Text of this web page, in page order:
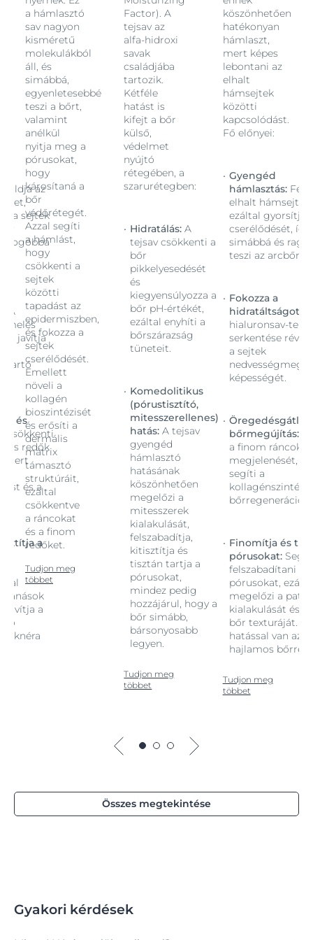
az
a sejtek
A
javítja
és
Csökkenti
és redők
mert
és a
a
javítja a
Jó
aknéra
a hámlasztó
sav nagyon
kisméretű
molekulákból
áll, és
simábbá,
egyenletesebbé
teszi a bőrt,
valamint
anélkül
nyitja meg a
pórusokat,
hogy
károsítaná a
bőr
védőrétegét.
Azzal segíti
a hámlást,
hogy
csökkenti a
sejtek
közötti
tapadást az
epidermiszben,
és fokozza a
sejtek
cserélődését.
Emellett
növeli a
kollagén
bioszintézisét
és erősíti a
dermális
mátrix
támasztó
struktúráit,
ezáltal
csökkentve
a ráncokat
és a finom
redőket.
Tudjon meg
többet
Factor). A
tejsav az
alfa-hidroxi
savak
családjába
tartozik.
Kétféle
hatást is
kifejt a bőr
külső,
védelmet
nyújtó
rétegében, a
szarurétegben:
Hidratálás: A
tejsav csökkenti a
bőr
pikkelyesedését
és
kiegyensúlyozza a
bőr pH-értékét,
ezáltal enyhíti a
bőrszárazság
tüneteit.
Komedolitikus
(pórustisztító,
mitesszerellenes)
hatás: A tejsav
gyengéd
hámlasztó
hatásának
köszönhetően
megelőzi a
mitesszerek
kialakulását,
felszabadítja,
kitisztítja és
tisztán tartja a
pórusokat,
mindez pedig
hozzájárul, hogy a
bőr simább,
bársonyosabb
legyen.
Tudjon meg
többet
köszönhetően
hatékonyan
hámlaszt,
mert képes
lebontani az
elhalt
hámsejtek
közötti
kapcsolódást.
Fő előnyei:
Gyengéd
hámlasztás:
elhalt
ezáltal gyorsítja
cserélődését, így
simábbá és
teszi az arcbőrt.
Fokozza a
hidratáltságot:
hialuronsav-
serkentése
a sejtek
képességét.
Öregedésgátlás
bőrmegújítás:
a finom ráncok
megjelenését,
segíti a
bőrregenerációt.
Finomítja és
pórusokat:Segít
felszabadítani a
pórusokat,
megelőzi a
kialakulását és
bőr texturáját. Jó
hatással van az
hajlamos bőrre.
Tudjon meg
többet
Összes megtekintése
Gyakori kérdések